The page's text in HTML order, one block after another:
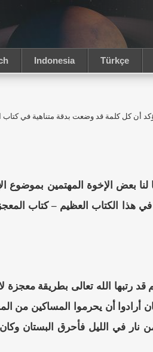
Indonesia Türkçe
كل كلمة قد وضعت بدقة متناهية في كتاب
لنا بعض الإخوة المهتمين بموضوع
هذا الكتاب العظيم – كتاب
قد رتبها الله تعالى بطريقة
أن يحرموا المساكين من
في الليل فأحرق البستان